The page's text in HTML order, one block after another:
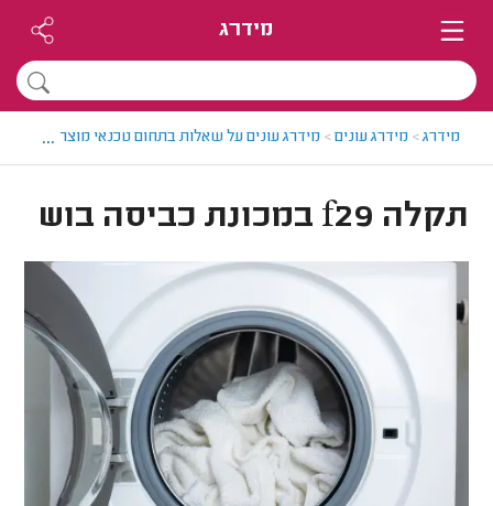
מידרג
מידרג> מידרג עונים> מידרג עונים על שאלות בתחום טכנאי מוצרי חשמל
...
תקלה f29 במכונת כביסה בוש